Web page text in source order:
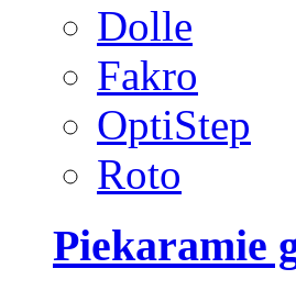
Dolle
Fakro
OptiStep
Roto
Piekaramie